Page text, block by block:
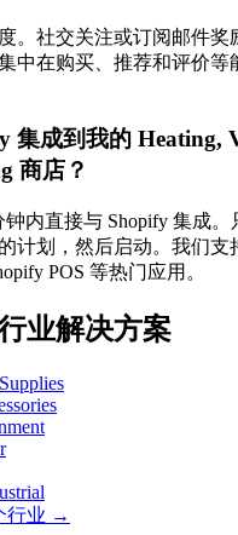
。社交关注或订阅邮件奖
中在购买、推荐和评价等
集成到我的 Heating,
商店？
内直接与 Shopify 集成
计划，然后启动。我们支
POS 等热门应用。
业解决方案
行业 →